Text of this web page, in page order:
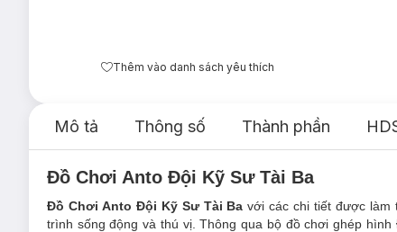
Thêm vào danh sách yêu thích
Mô tả Thông số Thành phần
Đồ Chơi Anto Đội Kỹ Sư Tài Ba
Đồ Chơi Anto Đội Kỹ Sư Tài Ba với các chi tiết được làm
trình sống động và thú vị. Thông qua bộ đồ chơi ghép hình